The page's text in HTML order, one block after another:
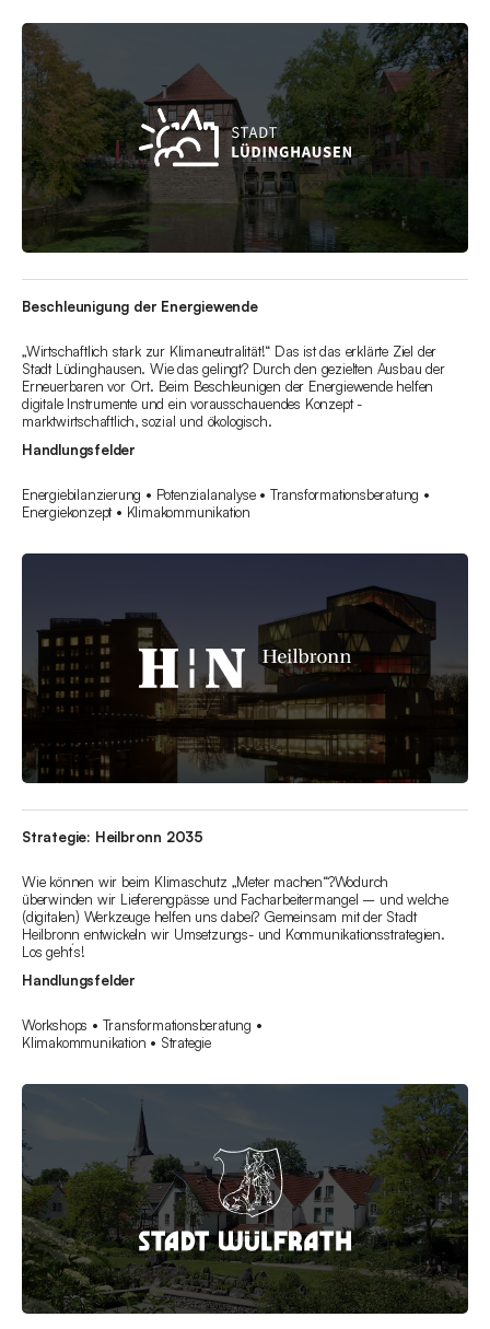
Beschleunigung der Energiewende
„Wirtschaftlich stark zur Klimaneutralität!“ Das ist das erklärte Ziel der
Stadt Lüdinghausen. Wie das gelingt? Durch den gezielten Ausbau der
Erneuerbaren vor Ort. Beim Beschleunigen der Energiewende helfen
digitale Instrumente und ein vorausschauendes Konzept -
marktwirtschaftlich, sozial und ökologisch.
Handlungsfelder
Energiebilanzierung • Potenzialanalyse • Transformationsberatung •
Energiekonzept • Klimakommunikation
Strategie: Heilbronn 2035
Wie können wir beim Klimaschutz „Meter machen“?Wodurch
überwinden wir Lieferengpässe und Facharbeitermangel – und welche
(digitalen) Werkzeuge helfen uns dabei? Gemeinsam mit der Stadt
Heilbronn entwickeln wir Umsetzungs- und Kommunikationsstrategien.
Los geht´s!
Handlungsfelder
Workshops • Transformationsberatung •
Klimakommunikation • Strategie